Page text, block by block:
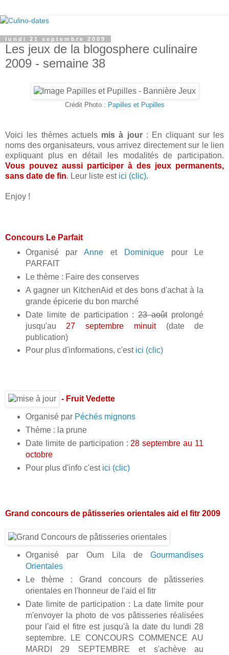
lundi 21 septembre 2009
Les jeux de la blogosphere culinaire
2009 - semaine 38
Crédit Photo : Papilles et Pupilles
Voici les thèmes actuels mis à jour: En cliquant sur les
noms des organisateurs, vous arrivez directement sur le lien
expliquant plus en détail les modalités de participation.
Vous pouvez aussi participer à des jeux permanents,
sans date de fin. Leur liste est ici (clic).
Enjoy !
Concours Le Parfait
Organisé parAnne et Dominiquepour Le
PARFAIT
Le thème : Faire des conserves
A gagner un KitchenAid et des bons d'achat à la
grande épicerie du bon marché
Date limite de participation :23 aoûtprolongé
jusqu'au 27 septembre minuit (date de
publication)
Pour plus d'informations, c'est ici (clic)
- Fruit Vedette
Organisé par Péchés mignons
Thème : la prune
Date limite de participation : 28 septembre au 11
octobre
Pour plus d'info c'est ici (clic)
Grand concours de pâtisseries orientales aid el fitr 2009
Organisé par Oum Lila deGourmandises
Orientales
Le thème : Grand concours de pâtisseries
orientales en l'honneur de l'aid el fitr
Date limite de participation : La date limite pour
m'envoyer la photo de vos pâtisseries réalisées
pour l'aid el fitre est jusqu'à la date du lundi 28
septembre. LE CONCOURS COMMENCE AU
MARDI 29 SEPTEMBRE et s'achève au